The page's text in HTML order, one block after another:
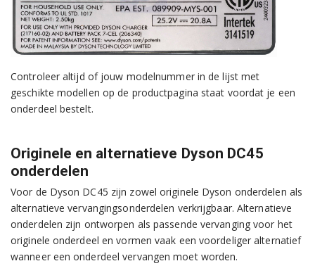
Controleer altijd of jouw modelnummer in de lijst met
geschikte modellen op de productpagina staat voordat je een
onderdeel bestelt.
Originele en alternatieve Dyson DC45
onderdelen
Voor de Dyson DC45 zijn zowel originele Dyson onderdelen als
alternatieve vervangingsonderdelen verkrijgbaar. Alternatieve
onderdelen zijn ontworpen als passende vervanging voor het
originele onderdeel en vormen vaak een voordeliger alternatief
wanneer een onderdeel vervangen moet worden.